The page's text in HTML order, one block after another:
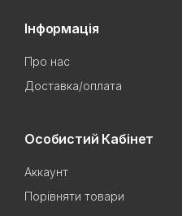
Інформація
Про нас
Доставка/оплата
Особистий Кабінет
Аккаунт
Порівняти товари